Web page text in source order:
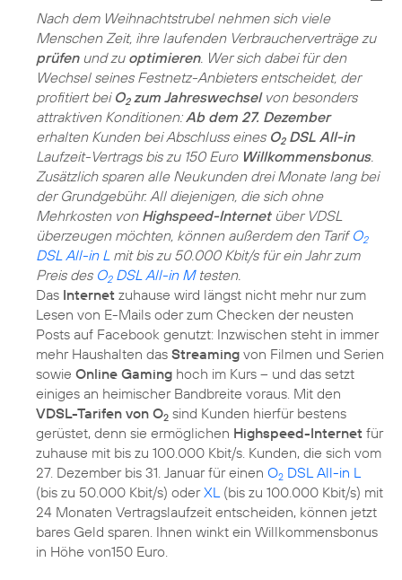
Nach dem Weihnachtstrubel nehmen sich viele
Menschen Zeit, ihre laufenden Verbraucherverträge zu
prüfenund zu optimieren. Wer sich dabei für den
Wechsel seines Festnetz-Anbieters entscheidet, der
profitiert bei O2zum Jahreswechselvon besonders
attraktiven Konditionen:Ab dem 27. Dezember
erhalten Kunden bei Abschluss eines O2DSL All-in
Laufzeit-Vertrags bis zu 150 Euro Willkommensbonus.
Zusätzlich sparen alle Neukunden drei Monate lang bei
der Grundgebühr. All diejenigen, die sich ohne
Mehrkosten von Highspeed-Internetüber VDSL
überzeugen möchten, können außerdem den Tarif O2
DSL All-in L mit bis zu 50.000 Kbit/s für ein Jahr zum
Preis des O2DSL All-in Mtesten.
Das Internet zuhause wird längst nicht mehr nur zum
Lesen von E-Mails oder zum Checken der neusten
Posts auf Facebook genutzt: Inzwischen steht in immer
mehr Haushalten das Streaming von Filmen und Serien
sowie Online Gaming hoch im Kurs – und das setzt
einiges an heimischer Bandbreite voraus. Mit den
VDSL-Tarifen von O2 sind Kunden hierfür bestens
gerüstet, denn sie ermöglichen Highspeed-Internet für
zuhause mit bis zu 100.000 Kbit/s. Kunden, die sich vom
27. Dezember bis 31. Januar für einen O2 DSL All-in L
(bis zu 50.000 Kbit/s) oderXL (bis zu 100.000 Kbit/s) mit
24 Monaten Vertragslaufzeit entscheiden, können jetzt
bares Geld sparen. Ihnen winkt ein Willkommensbonus
in Höhe von150 Euro.